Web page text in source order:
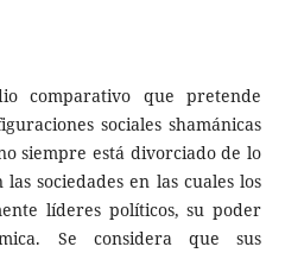
comparativo que pretende
sociales shamánicas
siempre está divorciado de lo
sociedades en las cuales los
líderes políticos, su poder
Se considera que sus